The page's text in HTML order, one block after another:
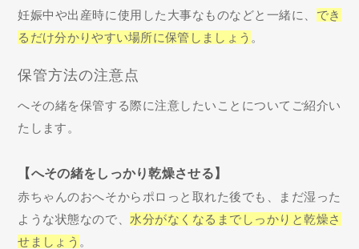
妊娠中や出産時に使用した大事なものなどと一緒に、 でき
るだけ分かりやすい場所に保管しましょう 。
保管方法の注意点
へその緒を保管する際に注意したいことについてご紹介い
たします。
【へその緒をしっかり乾燥させる】
赤ちゃんのおへそからポロっと取れた後でも、まだ湿った
ような状態なので、 水分がなくなるまでしっかりと乾燥さ
せましょう 。